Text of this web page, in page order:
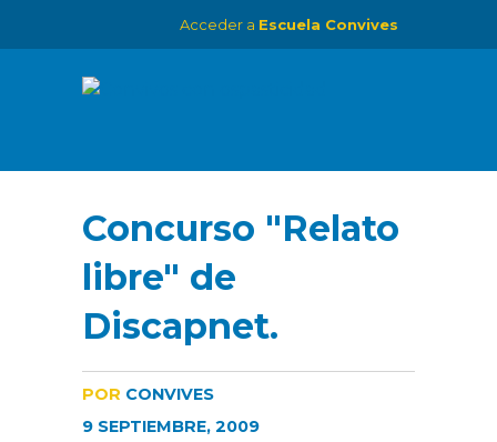
Acceder a Escuela Convives
Concurso "Relato
libre" de
Discapnet.
POR CONVIVES
9 SEPTIEMBRE, 2009